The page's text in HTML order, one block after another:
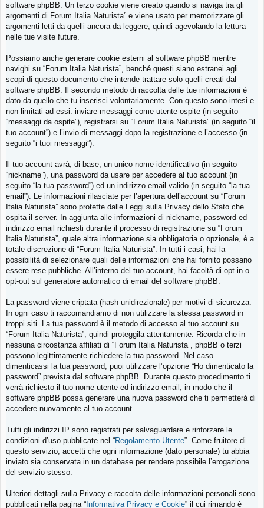
software phpBB. Un terzo cookie viene creato quando si naviga tra gli
argomenti di Forum Italia Naturista” e viene usato per memorizzare gli
argomenti letti da quelli ancora da leggere, quindi agevolando la lettura
nelle tue visite future.
Possiamo anche generare cookie esterni al software phpBB mentre
navighi su “Forum Italia Naturista”, benché questi siano estranei agli
scopi di questo documento che intende trattare solo quelli creati dal
software phpBB. Il secondo metodo di raccolta delle tue informazioni è
dato da quello che tu inserisci volontariamente. Con questo sono intesi e
non limitati ad essi: inviare messaggi come utente ospite (in seguito
“messaggi da ospite”), registrarsi su “Forum Italia Naturista” (in seguito “il
tuo account”) e l’invio di messaggi dopo la registrazione e l’accesso (in
seguito “i tuoi messaggi”).
Il tuo account avrà, di base, un unico nome identificativo (in seguito
“nickname”), una password da usare per accedere al tuo account (in
seguito “la tua password”) ed un indirizzo email valido (in seguito “la tua
email”). Le informazioni rilasciate per l’apertura dell’account su “Forum
Italia Naturista” sono protette dalle Leggi sulla Privacy dello Stato che
ospita il server. In aggiunta alle informazioni di nickname, password ed
indirizzo email richiesti durante il processo di registrazione su “Forum
Italia Naturista”, quale altra informazione sia obbligatoria o opzionale, è a
totale discrezione di “Forum Italia Naturista”. In tutti i casi, hai la
possibilità di selezionare quali delle informazioni che hai fornito possano
essere rese pubbliche. All’interno del tuo account, hai facoltà di opt-in o
opt-out sul generatore automatico di email del software phpBB.
La password viene criptata (hash unidirezionale) per motivi di sicurezza.
In ogni caso ti raccomandiamo di non utilizzare la stessa password in
troppi siti. La tua password è il metodo di accesso al tuo account su
“Forum Italia Naturista”, quindi proteggila attentamente. Ricorda che in
nessuna circostanza affiliati di “Forum Italia Naturista”, phpBB o terzi
possono legittimamente richiedere la tua password. Nel caso
dimenticassi la tua password, puoi utilizzare l’opzione “Ho dimenticato la
password” prevista dal software phpBB. Durante questo procedimento ti
verrà richiesto il tuo nome utente ed indirizzo email, in modo che il
software phpBB possa generare una nuova password che ti permetterà di
accedere nuovamente al tuo account.
Tutti gli indirizzi IP sono registrati per salvaguardare e rinforzare le
condizioni d’uso pubblicate nel “Regolamento Utente”. Come fruitore di
questo servizio, accetti che ogni informazione (dato personale) tu abbia
inviato sia conservata in un database per rendere possibile l’erogazione
del servizio stesso.
Ulteriori dettagli sulla Privacy e raccolta delle informazioni personali sono
pubblicati nella pagina “ Informativa Privacy e Cookie” il cui rimando è